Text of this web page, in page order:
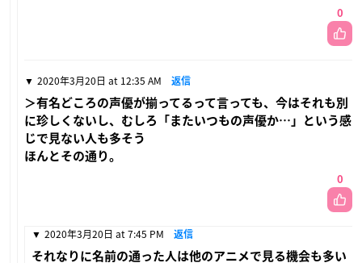
0
2020年3月20日 at 12:35 AM 返信
＞有名どころの声優が揃ってるって言っても、今はそれも別
に珍しくないし、むしろ「またいつもの声優か…」という感
じで見ない人も多そう
ほんとその通り。
0
2020年3月20日 at 7:45 PM 返信
それなりに名前の通った人は他のアニメで見る機会も多い